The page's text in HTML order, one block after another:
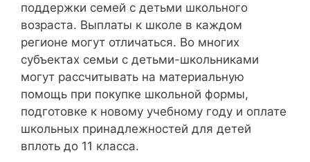
поддержки семей с детьми школьного
возраста. Выплаты к школе в каждом
регионе могут отличаться. Во многих
субъектах семьи с детьми-школьниками
могут рассчитывать на материальную
помощь при покупке школьной формы,
подготовке к новому учебному году и оплате
школьных принадлежностей для детей
вплоть до 11 класса.